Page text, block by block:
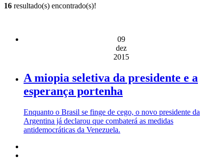
16 resultado(s) encontrado(s)!
09
dez
2015
A miopia seletiva da presidente e a
esperança portenha
Enquanto o Brasil se finge de cego, o novo presidente da
Argentina já declarou que combaterá as medidas
antidemocráticas da Venezuela.